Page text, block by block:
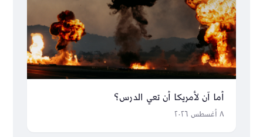
أما آن لأمريكا أن تعي الدرس؟
٨ أغسطس ٢٠٢٦